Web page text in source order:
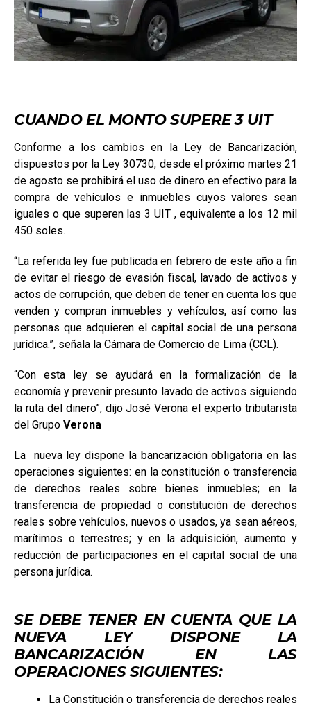
CUANDO EL MONTO SUPERE 3 UIT
Conforme a los cambios en la Ley de Bancarización,
dispuestos por la Ley 30730, desde el próximo martes 21
de agosto se prohibirá el uso de dinero en efectivo para la
compra de vehículos e inmuebles cuyos valores sean
iguales o que superen las 3 UIT , equivalente a los 12 mil
450 soles.
“La referida ley fue publicada en febrero de este año a fin
de evitar el riesgo de evasión fiscal, lavado de activos y
actos de corrupción, que deben de tener en cuenta los que
venden y compran inmuebles y vehículos, así como las
personas que adquieren el capital social de una persona
jurídica.”, señala la Cámara de Comercio de Lima (CCL).
“Con esta ley se ayudará en la formalización de la
economía y prevenir presunto lavado de activos siguiendo
la ruta del dinero”, dijo José Verona el experto tributarista
del Grupo Verona
La nueva ley dispone la bancarización obligatoria en las
operaciones siguientes: en la constitución o transferencia
de derechos reales sobre bienes inmuebles; en la
transferencia de propiedad o constitución de derechos
reales sobre vehículos, nuevos o usados, ya sean aéreos,
marítimos o terrestres; y en la adquisición, aumento y
reducción de participaciones en el capital social de una
persona jurídica.
SE DEBE TENER EN CUENTA QUE LA
NUEVA LEY DISPONE LA
BANCARIZACIÓN EN LAS
OPERACIONES SIGUIENTES:
La Constitución o transferencia de derechos reales